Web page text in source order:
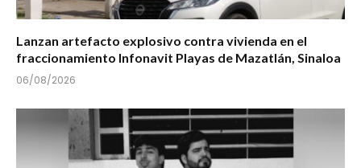
Lanzan artefacto explosivo contra vivienda en el
fraccionamiento Infonavit Playas de Mazatlán, Sinaloa
06/08/2026